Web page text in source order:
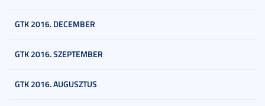
GTK 2016. DECEMBER
GTK 2016. SZEPTEMBER
GTK 2016. AUGUSZTUS